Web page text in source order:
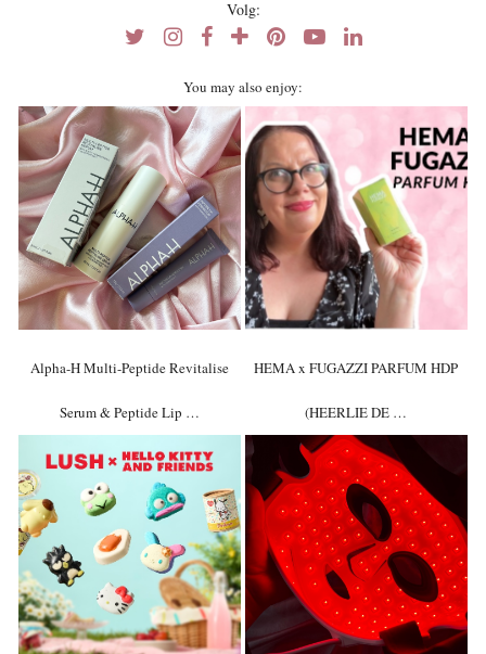
Volg:
You may also enjoy:
Alpha-H Multi-Peptide Revitalise
Serum & Peptide Lip …
HEMA x FUGAZZI PARFUM HDP
(HEERLIE DE …